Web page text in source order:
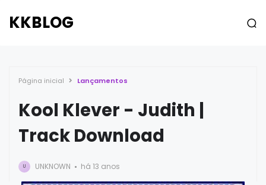
KKBLOG
Página inicial Lançamentos
Kool Klever - Judith |
Track Download
U UNKNOWN há 13 anos